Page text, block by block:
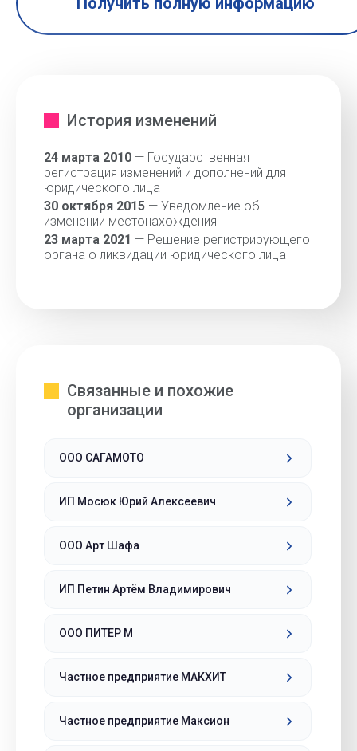
История изменений
24 марта 2010 — Государственная
регистрация изменений и дополнений для
юридического лица
30 октября 2015 — Уведомление об
изменении местонахождения
23 марта 2021 — Решение регистрирующего
органа о ликвидации юридического лица
Связанные и похожие
организации
ООО САГАМОТО
ИП Мосюк Юрий Алексеевич
ООО Арт Шафа
ИП Петин Артём Владимирович
ООО ПИТЕР М
Частное предприятие МАКХИТ
Частное предприятие Максион